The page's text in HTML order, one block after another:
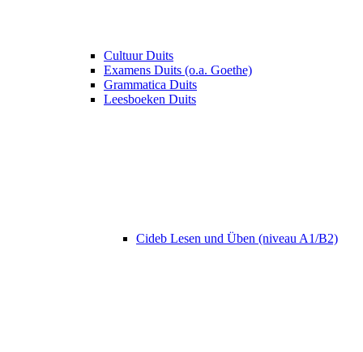
Cultuur Duits
Examens Duits (o.a. Goethe)
Grammatica Duits
Leesboeken Duits
Cideb Lesen und Üben (niveau A1/B2)